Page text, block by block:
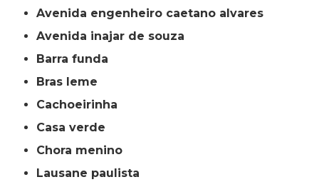
avenida engenheiro caetano alvares
avenida inajar de souza
barra funda
bras leme
cachoeirinha
casa verde
chora menino
lausane paulista